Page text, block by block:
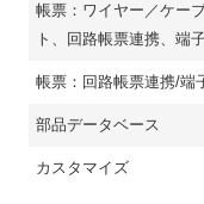
帳票：ワイヤー／ケー
ト、回路帳票連携、端
帳票：回路帳票連携/端
部品データベース
カスタマイズ